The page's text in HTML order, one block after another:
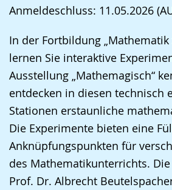
Anmeldeschluss: 11.05.2026
In der Fortbildung „Mathematik
lernen Sie interaktive
Ausstellung „Mathemagisch“
entdecken in diesen technisch
Stationen erstaunliche
Die Experimente bieten eine
Anknüpfungspunkten für
des Mathematikunterrichts.
Prof. Dr. Albrecht